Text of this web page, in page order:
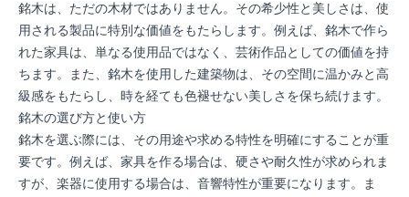
銘木は、ただの木材ではありません。その希少性と美しさは、使
用される製品に特別な価値をもたらします。例えば、銘木で作ら
れた家具は、単なる使用品ではなく、芸術作品としての価値を持
ちます。また、銘木を使用した建築物は、その空間に温かみと高
級感をもたらし、時を経ても色褪せない美しさを保ち続けます。
銘木の選び方と使い方
銘木を選ぶ際には、その用途や求める特性を明確にすることが重
要です。例えば、家具を作る場合は、硬さや耐久性が求められま
すが、楽器に使用する場合は、音響特性が重要になります。ま